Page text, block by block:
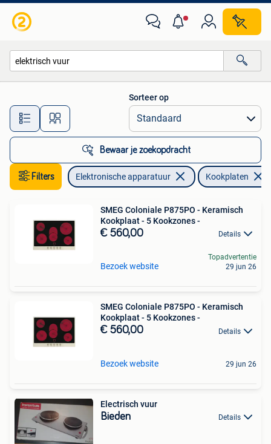
Alle afstanden…
Sorteer op
Bewaar je zoekopdracht
Filters Elektronische apparatuur Kookplaten
SMEG Coloniale P875PO - Keramisch
Kookplaat - 5 Kookzones -
€ 560,00 Details
Bezoek website
Topadvertentie
29 jun 26
SMEG Coloniale P875PO - Keramisch
Kookplaat - 5 Kookzones -
€ 560,00 Details
Bezoek website 29 jun 26
Electrisch vuur
Bieden Details